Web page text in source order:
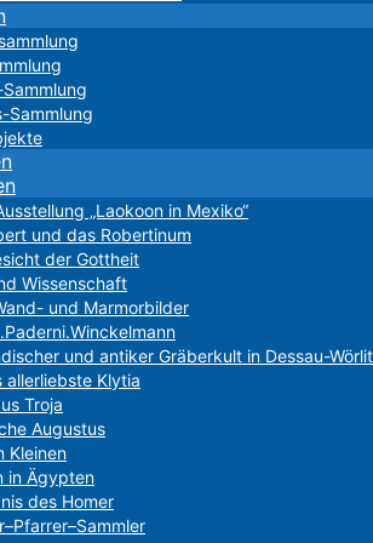
Sammlung
„Laokoon in Mexiko“
und das Robertinum
der Gottheit
Wissenschaft
und Marmorbilder
und antiker Gräberkult in Dessau-
allerliebste Klytia
Troja
Augustus
Kleinen
in Ägypten
des Homer